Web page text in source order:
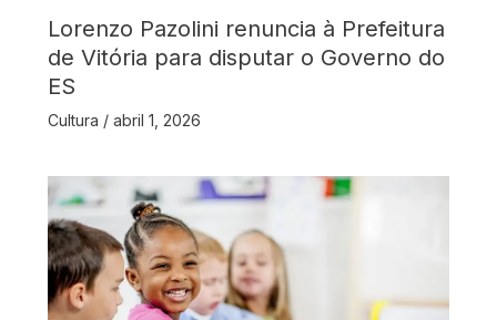
Lorenzo Pazolini renuncia à Prefeitura
de Vitória para disputar o Governo do
ES
Cultura / abril 1, 2026